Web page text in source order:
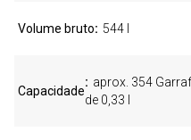
Volume bruto 544 l
Capacidade
aprox. 354
de 0,33 l